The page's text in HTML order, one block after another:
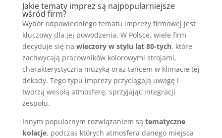
Jakie tematy imprez są najpopularniejsze
wśród firm?
Wybór odpowiedniego tematu imprezy firmowej jest
kluczowy dla jej powodzenia. W Polsce, wiele firm
decyduje się na wieczory w stylu lat 80-tych, które
zachwycają pracowników kolorowymi strojami,
charakterystyczną muzyką oraz tańcem w klimacie tej
dekady. Tego typu imprezy przyciągają uwagę i
tworzą wesołą atmosferę, sprzyjając integracji
zespołu.
Innym popularnym rozwiązaniem są tematyczne
kolacje, podczas których atmosfera danego miejsca